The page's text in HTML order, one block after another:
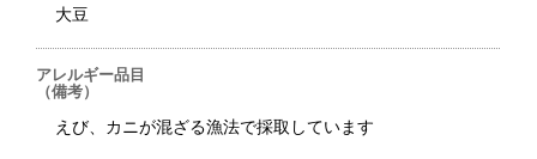
大豆
アレルギー品目
（備考）
えび、カニが混ざる漁法で採取しています